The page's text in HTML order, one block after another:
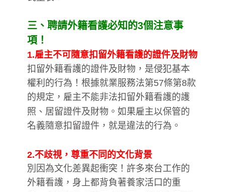
三、聘請外籍看護必知的3個注意事
項！
1.雇主不可隨意扣留外籍看護的證件及財物
扣留外籍看護的證件及財物，是侵犯基本
權利的行為！根據就業服務法第57條第8款
的規定，雇主不能非法扣留外籍看護的護
照、居留證件及財物。如果雇主以保管的
名義隨意扣留證件，就是違法的行為。
2.不歧視，尊重不同的文化背景
別因為文化差異起衝突！許多來台工作的
外籍看護，身上都背負著養家活口的重